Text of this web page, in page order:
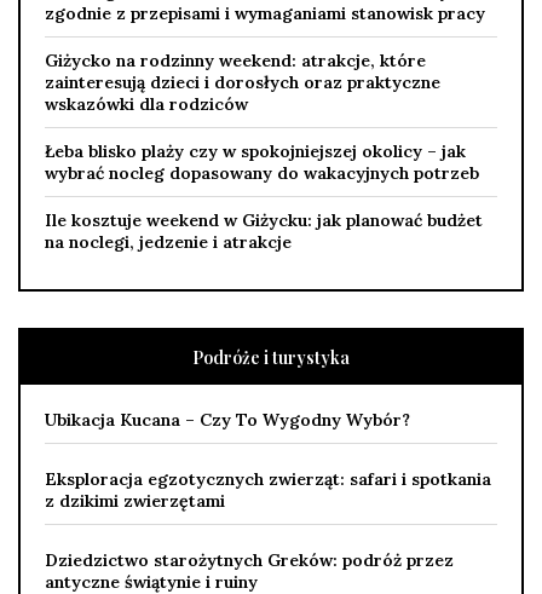
zgodnie z przepisami i wymaganiami stanowisk pracy
Giżycko na rodzinny weekend: atrakcje, które
zainteresują dzieci i dorosłych oraz praktyczne
wskazówki dla rodziców
Łeba blisko plaży czy w spokojniejszej okolicy – jak
wybrać nocleg dopasowany do wakacyjnych potrzeb
Ile kosztuje weekend w Giżycku: jak planować budżet
na noclegi, jedzenie i atrakcje
Podróże i turystyka
Ubikacja Kucana – Czy To Wygodny Wybór?
Eksploracja egzotycznych zwierząt: safari i spotkania
z dzikimi zwierzętami
Dziedzictwo starożytnych Greków: podróż przez
antyczne świątynie i ruiny